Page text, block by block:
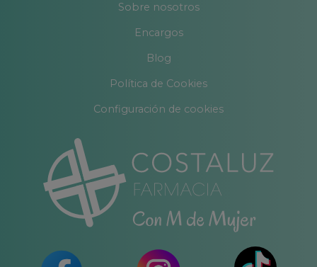
Sobre nosotros
Encargos
Blog
Política de Cookies
Configuración de cookies